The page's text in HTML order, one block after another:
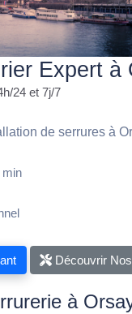
Expert à
24 et 7j/7
de serrures à
min
Découvrir
à